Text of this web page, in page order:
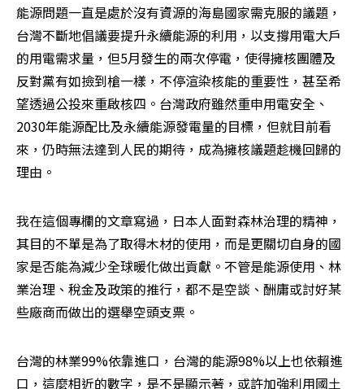
能源問題一直是處於沒有資源的海島國家需克服的議題，
台灣不斷地倡議要提升永續能源的利用，以支撐用電大戶
的用電需求量，但5月發生的兩次停電，使得擁核團體及
反對黨有如撿到槍一樣，不停渲染核能的重要性，甚至希
望透過公投來重啟核四。台灣政府雖然重申用電安全、
2030年能源配比及永續能源發電量的目標，但就目前看
來，仍時無法達到人民的期待，成為擁核議題趁機回歸的
理由。
我在這個專欄的文章寫過，日本人面對森林治理的精神，
其目的不單是為了取得木材的使用，而是更關切自身的國
家是否能為減少全球暖化做出貢獻。不管是能源使用、林
業治理、稅金及政策的推行，都不是空談、酬庸或討好某
些廠商而做出的選舉空頭支票。
台灣的林業99%依靠進口，台灣的能源98%以上也依賴進
口，這麼相近的數字，是不是顯示著，或許加強利用國土